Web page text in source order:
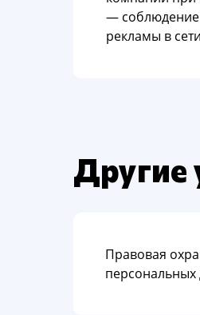
— соблюдение
рекламы в
Другие
Правовая